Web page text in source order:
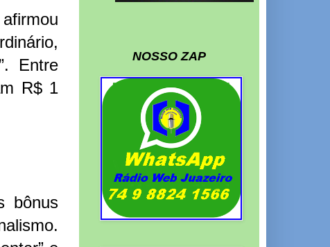
Entre
R$ 1
bônus
NOSSO ZAP